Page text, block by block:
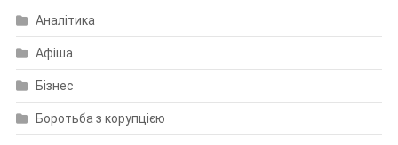
Аналітика
Афіша
Бізнес
Боротьба з корупцією